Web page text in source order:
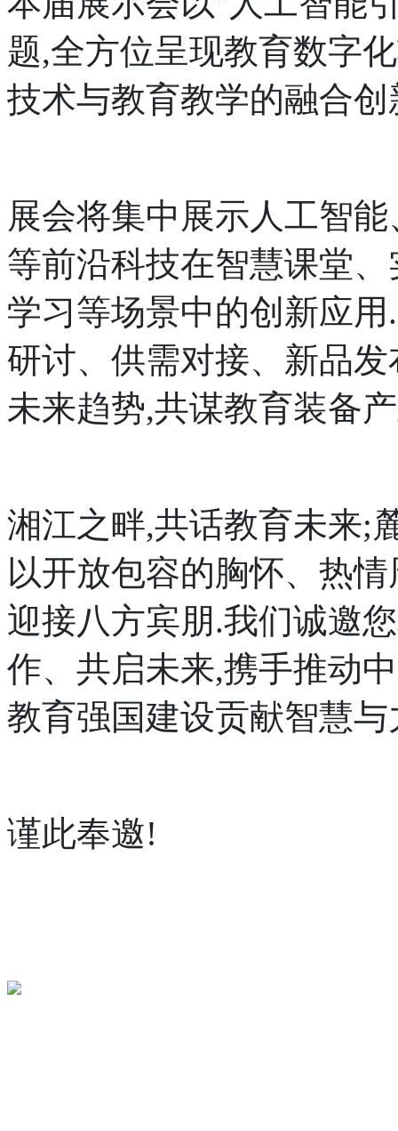
题,全方位呈现教育数字
技术与教育教学的融合创
展会将集中展示人工智
等前沿科技在智慧课堂
学习等场景中的创新应
研讨、供需对接、新品
未来趋势,共谋教育装备
湘江之畔,共话教育未来;
以开放包容的胸怀、热
迎接八方宾朋.我们诚邀
作、共启未来,携手推动
教育强国建设贡献智慧
谨此奉邀!